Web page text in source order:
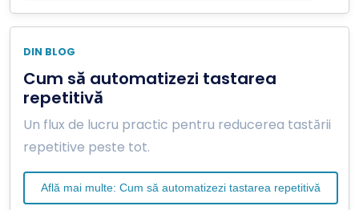
DIN BLOG
Cum să automatizezi tastarea
repetitivă
Un flux de lucru practic pentru reducerea tastării
repetitive peste tot.
Află mai multe: Cum să automatizezi tastarea repetitivă